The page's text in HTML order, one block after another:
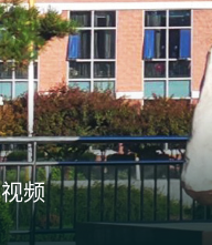
视频